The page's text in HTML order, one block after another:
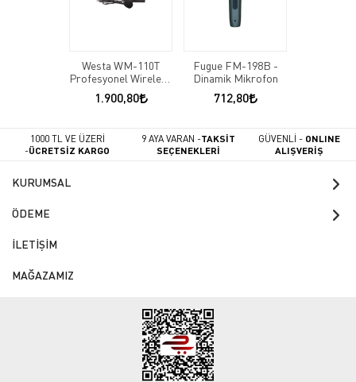
Westa WM-110T
Profesyonel Wireless
Mikrofon
1.900,80
Fugue FM-198B -
Dinamik Mikrofon
712,80
1000 TL VE ÜZERİ
-ÜCRETSİZ KARGO
9 AYA VARAN -TAKSİT
SEÇENEKLERİ
GÜVENLİ - ONLINE
ALIŞVERİŞ
KURUMSAL
ÖDEME
İLETİŞİM
MAĞAZAMIZ